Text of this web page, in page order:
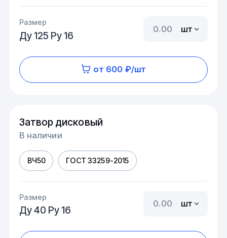
Размер
Ду 125 Ру 16
шт
от 600 ₽/шт
Затвор дисковый
В наличии
ВЧ50 ГОСТ 33259-2015
Размер
Ду 40 Ру 16
шт